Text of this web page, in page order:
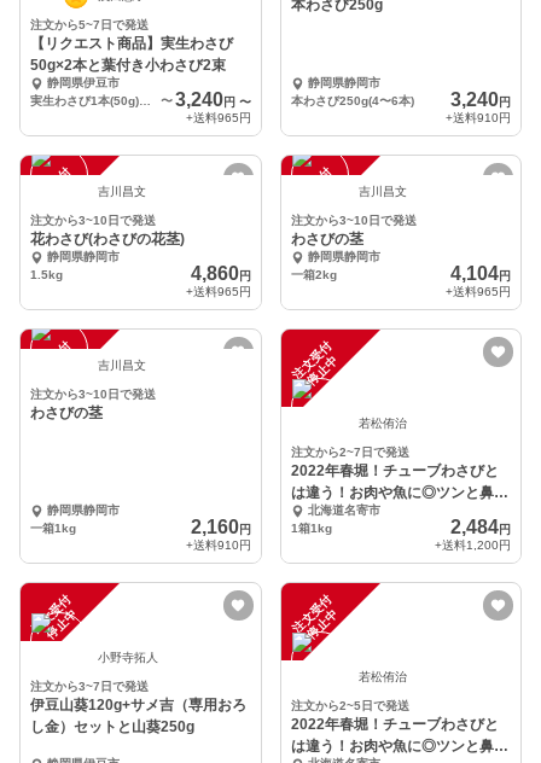
注文から5~7日で発送
【リクエスト商品】実生わさび
50g×2本と葉付き小わさび2束
静岡県伊豆市
〜 3,240円 〜
+送料965円
本わさび250g
静岡県静岡市
本わさび250g(4〜6本)
3,240円
+送料910円
注
文
受
付
停
止 吉川昌文
注文から3~10日で発送
花わさび(わさびの花茎)
静岡県静岡市
1.5kg
4,860円
+送料965円
注
文
受
付
停
止 吉川昌文
注文から3~10日で発送
わさびの茎
静岡県静岡市
一箱2kg
4,104円
+送料965円
注
文
受
付
停
止 吉川昌文
注文から3~10日で発送
わさびの茎
静岡県静岡市
一箱1kg
2,160円
+送料910円
注
文
受
付
停
止
中
若松侑治
注文から2~7日で発送
2022年春堀！チューブわさびと
は違う！お肉や魚に◎ツンと鼻に
抜ける風味が絶品
北海道名寄市
1箱1kg
2,484円
+送料1,200円
注
文
受
付
停
止
中
小野寺拓人
注文から3~7日で発送
伊豆山葵120g+サメ吉（専用おろ
し金）セットと山葵250g
注
文
受
付
停
止
中
若松侑治
注文から2~5日で発送
2022年春堀！チューブわさびと
は違う！お肉や魚に◎ツンと鼻に